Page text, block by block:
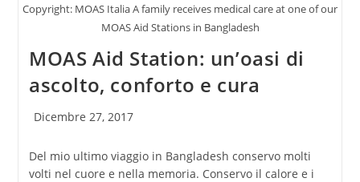
Copyright: MOAS Italia A family receives medical care at one of our
MOAS Aid Stations in Bangladesh
MOAS Aid Station: un’oasi di
ascolto, conforto e cura
Articolo
Dicembre 27, 2017
Del mio ultimo viaggio in Bangladesh conservo molti
volti nel cuore e nella memoria. Conservo il calore e i